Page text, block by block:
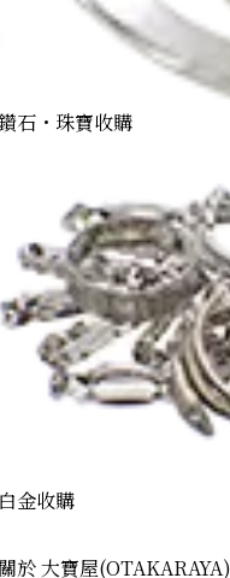
石・珠寶收購
白金收購
關於 大寶屋(OTAKARAYA)